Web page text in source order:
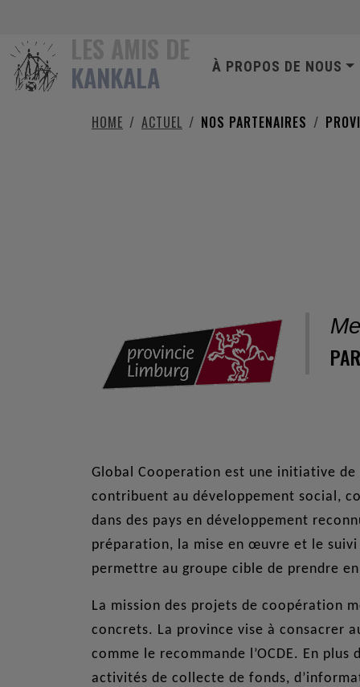
KANKALA
NAVIGATION
À PROPOS DE NOUS
HOME ACTUEL NOS PARTENAIRES
Global Cooperation est une initiative
contribuent au développement social,
dans des pays en développement
préparation, la mise en œuvre et le
permettre au groupe cible de prendre
La mission des projets de coopération
concrets. La province vise à consacrer
comme le recommande l’OCDE. En
activités de collecte de fonds,